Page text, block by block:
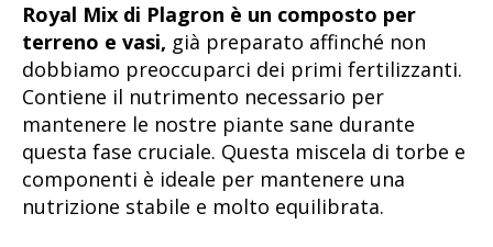
Royal Mix di Plagron è un composto per
terreno e vasi, già preparato affinché non
dobbiamo preoccuparci dei primi fertilizzanti.
Contiene il nutrimento necessario per
mantenere le nostre piante sane durante
questa fase cruciale. Questa miscela di torbe e
componenti è ideale per mantenere una
nutrizione stabile e molto equilibrata.